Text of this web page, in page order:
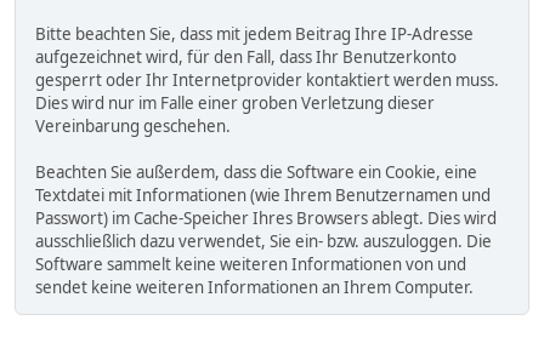
Bitte beachten Sie, dass mit jedem Beitrag Ihre IP-Adresse
aufgezeichnet wird, für den Fall, dass Ihr Benutzerkonto
gesperrt oder Ihr Internetprovider kontaktiert werden muss.
Dies wird nur im Falle einer groben Verletzung dieser
Vereinbarung geschehen.
Beachten Sie außerdem, dass die Software ein Cookie, eine
Textdatei mit Informationen (wie Ihrem Benutzernamen und
Passwort) im Cache-Speicher Ihres Browsers ablegt. Dies wird
ausschließlich dazu verwendet, Sie ein- bzw. auszuloggen. Die
Software sammelt keine weiteren Informationen von und
sendet keine weiteren Informationen an Ihrem Computer.